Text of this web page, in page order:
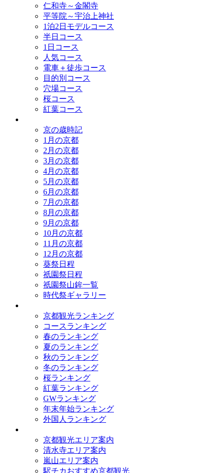
仁和寺～金閣寺
平等院～宇治上神社
1泊2日モデルコース
半日コース
1日コース
人気コース
電車＋徒歩コース
目的別コース
穴場コース
桜コース
紅葉コース
京の歳時記
1月の京都
2月の京都
3月の京都
4月の京都
5月の京都
6月の京都
7月の京都
8月の京都
9月の京都
10月の京都
11月の京都
12月の京都
葵祭日程
祇園祭日程
祇園祭山鉾一覧
時代祭ギャラリー
京都観光ランキング
コースランキング
春のランキング
夏のランキング
秋のランキング
冬のランキング
桜ランキング
紅葉ランキング
GWランキング
年末年始ランキング
外国人ランキング
京都観光エリア案内
清水寺エリア案内
嵐山エリア案内
駅チカおすすめ京都観光